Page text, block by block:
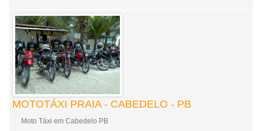
MOTOTÁXI PRAIA - CABEDELO - PB
Moto Táxi em Cabedelo PB